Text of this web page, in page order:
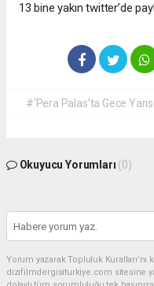
13 bine yakın twitter’de
#‘Pera Palas’ta Gece
Okuyucu Yorumları (0)
Yorum yazarak Topluluk
dizifilmdergisiturkiye.com sitesine